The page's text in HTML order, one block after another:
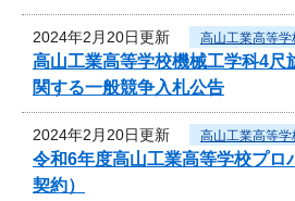
2024年2月20日更新 高山工業高等学
高山工業高等学校機械工学科4尺
関する一般競争入札公告
2024年2月20日更新 高山工業高等学
令和6年度高山工業高等学校プロ
契約）